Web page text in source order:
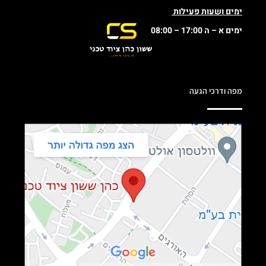
ימים ושעות פעילות
ימים א – ה 17:00 – 08:00
מפה ודרכי הגעה